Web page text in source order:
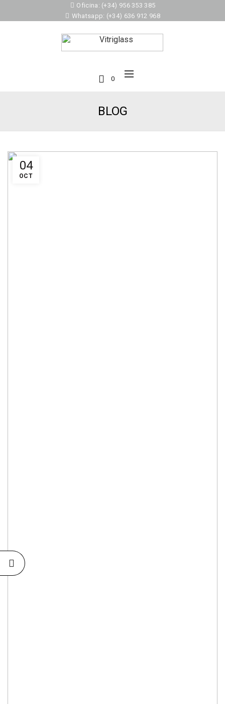
Oficina: (+34) 956 353 385
Whatsapp: (+34) 636 912 968
0
BLOG
04
OCT